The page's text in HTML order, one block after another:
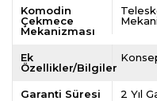
Komodin
Çekmece
Mekanizması
Ek
Özellikler/Bilgiler
Garanti Süresi 2 Yıl